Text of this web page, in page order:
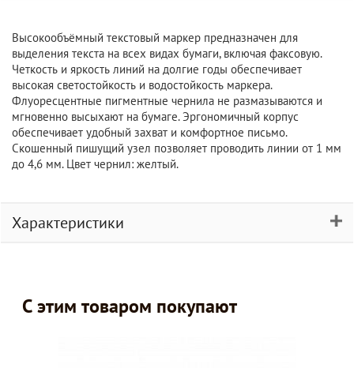
Высокообъёмный текстовый маркер предназначен для
выделения текста на всех видах бумаги, включая факсовую.
Четкость и яркость линий на долгие годы обеспечивает
высокая светостойкость и водостойкость маркера.
Флуоресцентные пигментные чернила не размазываются и
мгновенно высыхают на бумаге. Эргономичный корпус
обеспечивает удобный захват и комфортное письмо.
Скошенный пишущий узел позволяет проводить линии от 1 мм
до 4,6 мм. Цвет чернил: желтый.
Характеристики
С этим товаром покупают